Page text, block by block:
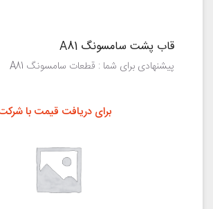
قاب پشت سامسونگ A81
پیشنهادی برای شما : قطعات سامسونگ A81
برای دریافت قیمت با